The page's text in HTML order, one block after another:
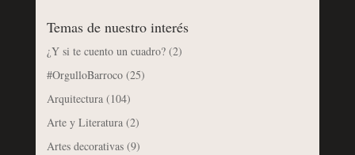
Temas de nuestro interés
¿Y si te cuento un cuadro?(2)
#OrgulloBarroco(25)
Arquitectura(104)
Arte y Literatura(2)
Artes decorativas(9)